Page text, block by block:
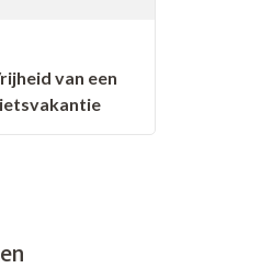
van een